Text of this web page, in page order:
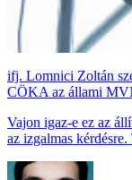
ifj. Lomnici Zoltán
CÖKA az állami
Vajon igaz-e ez az
az izgalmas